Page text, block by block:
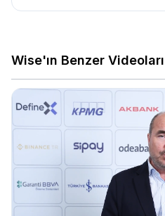
Wise'ın Benzer Videoları